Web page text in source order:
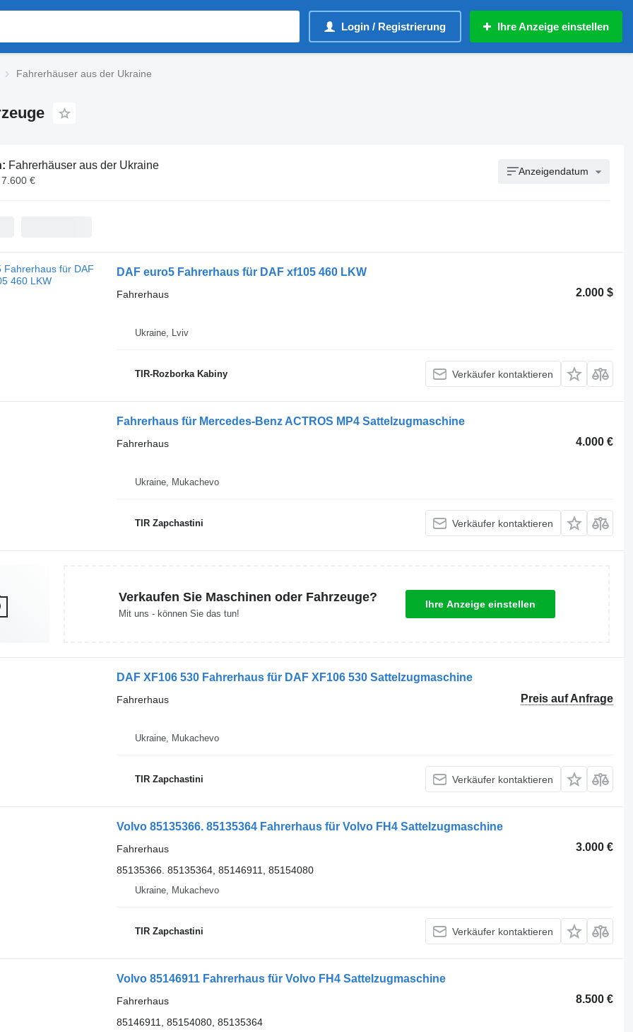
Login / Registrierung Ihre Anzeige einstellen
Fahrerhäuser aus der Ukraine
Fahrerhäuser aus der Ukraine
€
Anzeigendatum
DAF euro5 Fahrerhaus für DAF xf105 460 LKW
2.000 $
Fahrerhaus
Ukraine, Lviv
TIR-Rozborka Kabiny Verkäufer kontaktieren
Fahrerhaus für Mercedes-Benz ACTROS MP4 Sattelzugmaschine
4.000 €
Fahrerhaus
Ukraine, Mukachevo
TIR Zapchastini Verkäufer kontaktieren
Verkaufen Sie Maschinen oder Fahrzeuge?
Mit uns - können Sie das tun!
Ihre Anzeige einstellen
DAF XF106 530 Fahrerhaus für DAF XF106 530 Sattelzugmaschine
Preis auf Anfrage
Fahrerhaus
Ukraine, Mukachevo
TIR Zapchastini Verkäufer kontaktieren
Volvo 85135366. 85135364 Fahrerhaus für Volvo FH4 Sattelzugmaschine
3.000 €
Fahrerhaus
85135366. 85135364, 85146911, 85154080
Ukraine, Mukachevo
TIR Zapchastini Verkäufer kontaktieren
Volvo 85146911 Fahrerhaus für Volvo FH4 Sattelzugmaschine
8.500 €
Fahrerhaus
85146911, 85154080, 85135364